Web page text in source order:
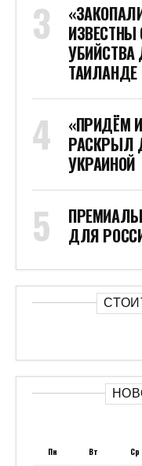
ТАИЛАНДЕ
«ПРИДЁМ
РАСКРЫЛ
УКРАИНОЙ
ДЛЯ
Пн Вт Ср